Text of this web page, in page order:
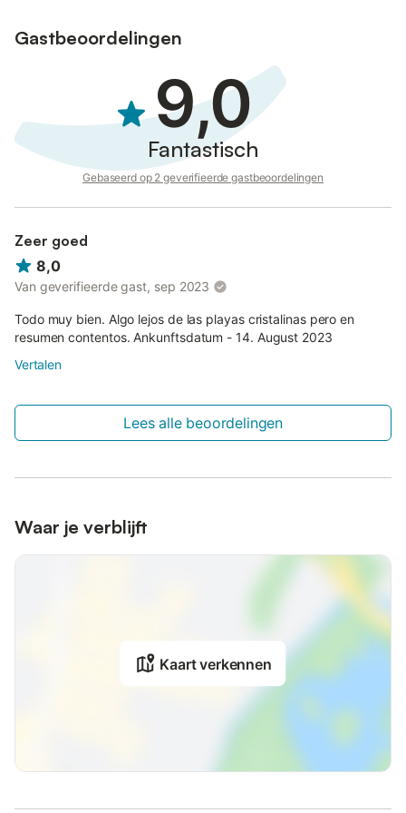
Kleine honden zijn welkom, maar alleen na goedkeuring van de
Let op: Late check-in is mogelijk tegen een toeslag voor
aankomsten na 20:00 uur.
Gastbeoordelingen
9,0
Fantastisch
Gebaseerd op 2 geverifieerde gastbeoordelingen
Zeer goed
8,0
Van geverifieerde gast, sep 2023
Todo muy bien. Algo lejos de las playas cristalinas pero en
resumen contentos. Ankunftsdatum - 14. August 2023
Vertalen
Lees alle beoordelingen
Waar je verblijft
Kaart verkennen